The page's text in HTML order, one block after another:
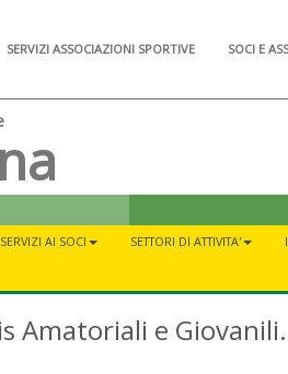
SERVIZI ASSOCIAZIONI SPORTIVE SOCI E
AI SOCI SETTORI DI ATTIVITA'
Amatoriali e Giovanili.